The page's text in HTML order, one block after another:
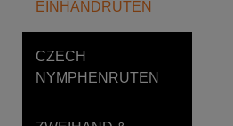
EINHANDRUTEN
CZECH
NYMPHENRUTEN